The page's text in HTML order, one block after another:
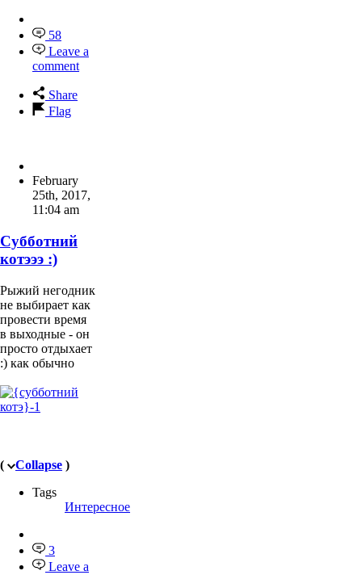
58
Leave a
comment
Share
Flag
February
25th, 2017,
11:04 am
Субботний
котэээ :)
Рыжий негодник
не выбирает как
провести время
в выходные - он
просто отдыхает
:) как обычно
( Collapse )
Tags
Интересное
3
Leave a